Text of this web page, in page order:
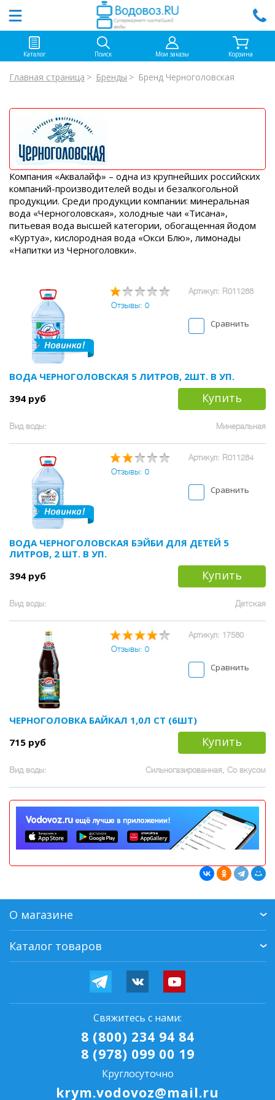
Каталог Поиск Мои заказы Корзина
Главная страница Бренды Бренд Черноголовская
Компания «Аквалайф» – одна из крупнейших российских
компаний-производителей воды и безалкогольной
продукции. Среди продукции компании: минеральная
вода «Черноголовская», холодные чаи «Тисана»,
питьевая вода высшей категории, обогащенная йодом
«Куртуа», кислородная вода «Окси Блю», лимонады
«Напитки из Черноголовки».
Артикул: R011288
Отзывы: 0
Сравнить
ВОДА ЧЕРНОГОЛОВСКАЯ 5 ЛИТРОВ, 2ШТ. В УП.
394 руб
Купить
Вид воды: Минеральная
Артикул: R011284
Отзывы: 0
Сравнить
ВОДА ЧЕРНОГОЛОВСКАЯ БЭЙБИ ДЛЯ ДЕТЕЙ 5
ЛИТРОВ, 2 ШТ. В УП.
394 руб
Купить
Вид воды: Детская
Артикул: 17580
Отзывы: 0
Сравнить
ЧЕРНОГОЛОВКА БАЙКАЛ 1,0Л СТ (6ШТ)
715 руб
Купить
Вид воды: Сильногазированная, Со вкусом
О магазине
Каталог товаров
Свяжитесь с нами:
8 (800) 234 94 84
8 (978) 099 00 19
Круглосуточно
krym.vodovoz@mail.ru